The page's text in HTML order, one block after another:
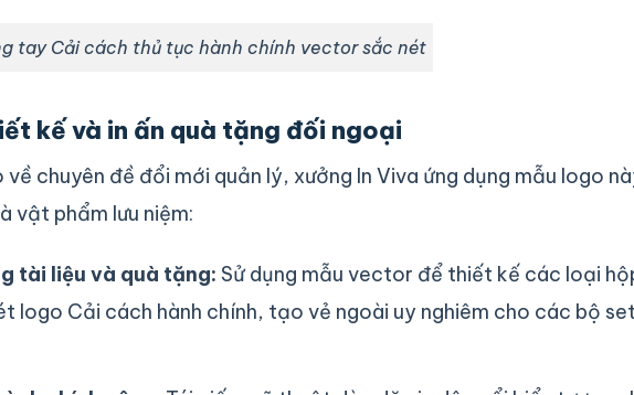
tay Cải cách thủ tục hành chính vector sắc nét
kế và in ấn quà tặng đối ngoại
chuyên đề đổi mới quản lý, xưởng In Viva ứng dụng mẫu logo
vật phẩm lưu niệm:
tài liệu và quà tặng: Sử dụng mẫu vector để thiết kế các loại
logo Cải cách hành chính, tạo vẻ ngoài uy nghiêm cho các bộ set